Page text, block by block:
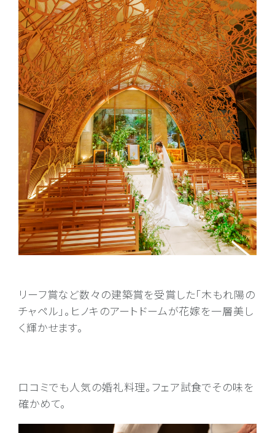
リーフ賞など数々の建築賞を受賞した「木もれ陽の
チャペル」。ヒノキのアートドームが花嫁を一層美し
く輝かせます。
口コミでも人気の婚礼料理。フェア試食でその味を
確かめて。